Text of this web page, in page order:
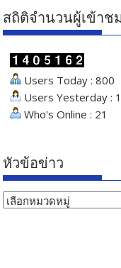
สถิติจำนวนผู้เข้าช
Users Today : 800
Users Yesterday :
Who's Online : 21
หัวข้อข่าว
หัวข้อ